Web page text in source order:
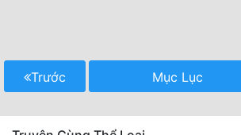
Trước Mục Lục